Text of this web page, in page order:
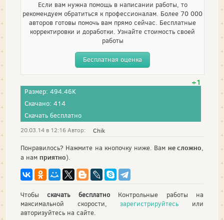
Если вам нужна помощь в написании работы, то
рекомендуем обратиться к профессионалам. Более 70 000
авторов готовы помочь вам прямо сейчас. Бесплатные
корректировки и доработки. Узнайте стоимость своей
работы
Бесплатная оценка
+1
Размер: 494.46K
Скачано: 414
Скачать бесплатно
20.03.14 в 12:16 Автор: Chik
Понравилось? Нажмите на кнопочку ниже. Вам не сложно,
а нам приятно).
Чтобыскачать бесплатноКонтрольные работы на
максимальной скорости,зарегистрируйтесь или
авторизуйтесь на сайте.